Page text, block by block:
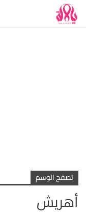
تصفح الوسم
أهريش